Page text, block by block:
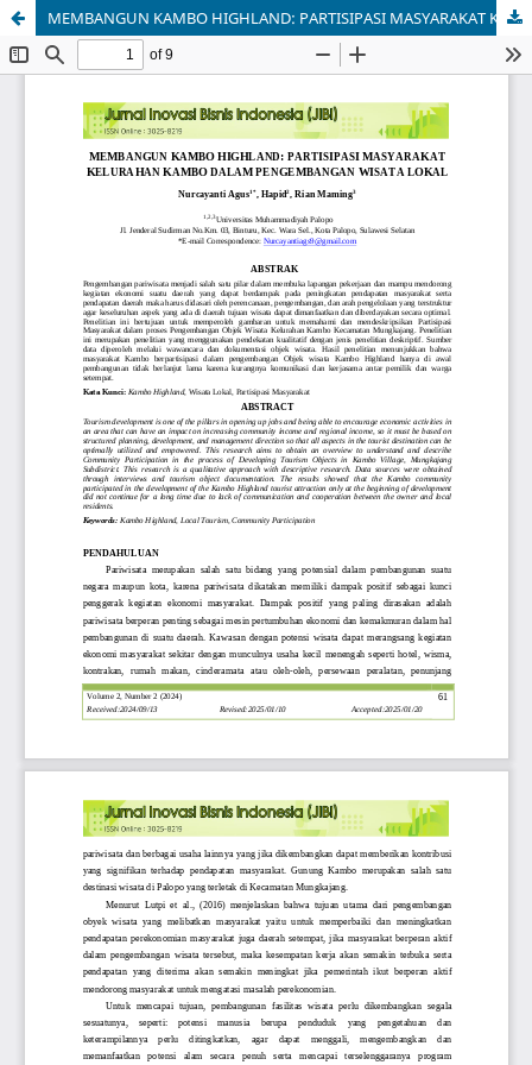
MEMBANGUN KAMBO HIGHLAND: PARTISIPASI MASYARAKAT KELURAHAN KAMBO DALAM PENGEMBANGAN WISATA LOKAL